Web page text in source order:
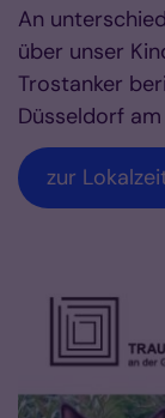
An
über unser
Trostanker
Düsseldorf am
zur